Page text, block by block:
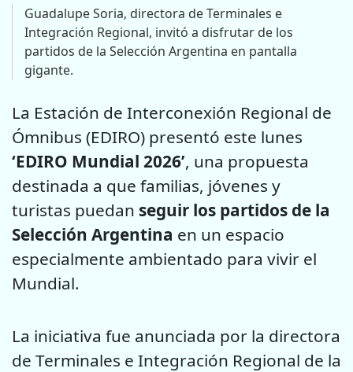
Guadalupe Soria, directora de Terminales e
Integración Regional, invitó a disfrutar de los
partidos de la Selección Argentina en pantalla
gigante.
La Estación de Interconexión Regional de
Ómnibus (EDIRO) presentó este lunes
‘EDIRO Mundial 2026’, una propuesta
destinada a que familias, jóvenes y
turistas puedan seguir los partidos de la
Selección Argentina en un espacio
especialmente ambientado para vivir el
Mundial.
La iniciativa fue anunciada por la directora
de Terminales e Integración Regional de la